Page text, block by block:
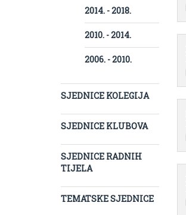
2014. - 2018.
2010. - 2014.
2006. - 2010.
SJEDNICE KOLEGIJA
SJEDNICE KLUBOVA
SJEDNICE RADNIH
TIJELA
TEMATSKE SJEDNICE